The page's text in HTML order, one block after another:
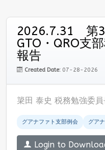
2026.7.31 第
GTO・QRO支
報告
Created Date: 07-28-2026
簗田 泰史 税務勉強委員
グアナファト支部例会 グア
Login to